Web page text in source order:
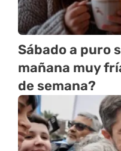
Sábado a puro
mañana muy
de semana?